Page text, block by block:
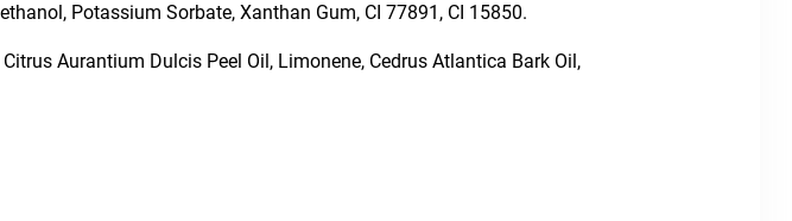
Potassium Sorbate, Xanthan Gum, CI 77891, CI 15850.
Aurantium Dulcis Peel Oil, Limonene, Cedrus Atlantica Bark Oil,